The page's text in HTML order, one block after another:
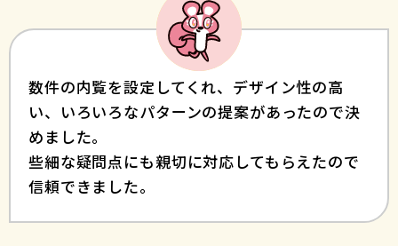
数件の内覧を設定してくれ、デザイン性の高
い、いろいろなパターンの提案があったので決
めました。
些細な疑問点にも親切に対応してもらえたので
信頼できました。